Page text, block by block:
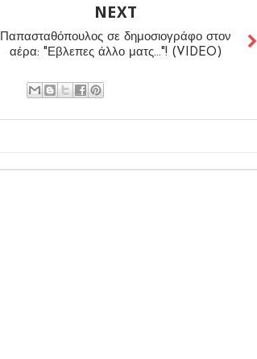
NEXT
Παπασταθόπουλος σε δημοσιογράφο στον
αέρα: "Εβλεπες άλλο ματς..."! (VIDEO)